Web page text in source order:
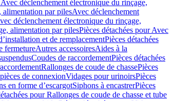
déclenchement électronique du rinçage,
alimentation par pilesAvec déclenchement
déclenchement électronique du rinçage,
alimentation par pilesPièces détachées pour Avec
et de remplacementPièces détachées
fermetureAutres accessoiresAides à la
Coudes de raccordementPièces détachées
Rallonges de coude de chassePièces
de connexionVidages pour urinoirsPièces
en forme d’escargotSiphons à encastrerPièces
pour Rallonges de coude de chasse et tube